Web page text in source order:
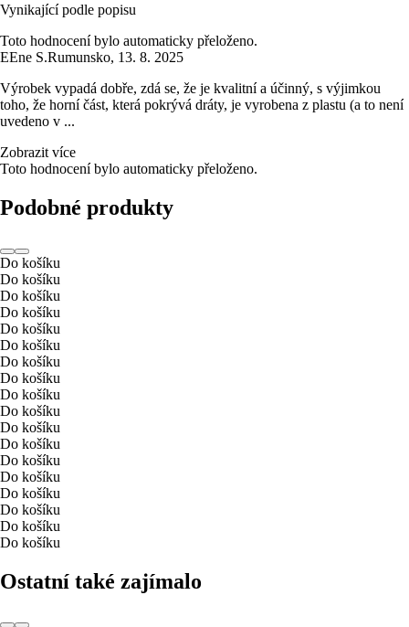
Vynikající podle popisu
Toto hodnocení bylo automaticky přeloženo.
EEne S.Rumunsko, 13. 8. 2025
Výrobek vypadá dobře, zdá se, že je kvalitní a účinný, s výjimkou
toho, že horní část, která pokrývá dráty, je vyrobena z plastu (a to není
uvedeno v ...
Zobrazit více
Toto hodnocení bylo automaticky přeloženo.
Podobné produkty
Do košíku
Do košíku
Do košíku
Do košíku
Do košíku
Do košíku
Do košíku
Do košíku
Do košíku
Do košíku
Do košíku
Do košíku
Do košíku
Do košíku
Do košíku
Do košíku
Do košíku
Do košíku
Ostatní také zajímalo